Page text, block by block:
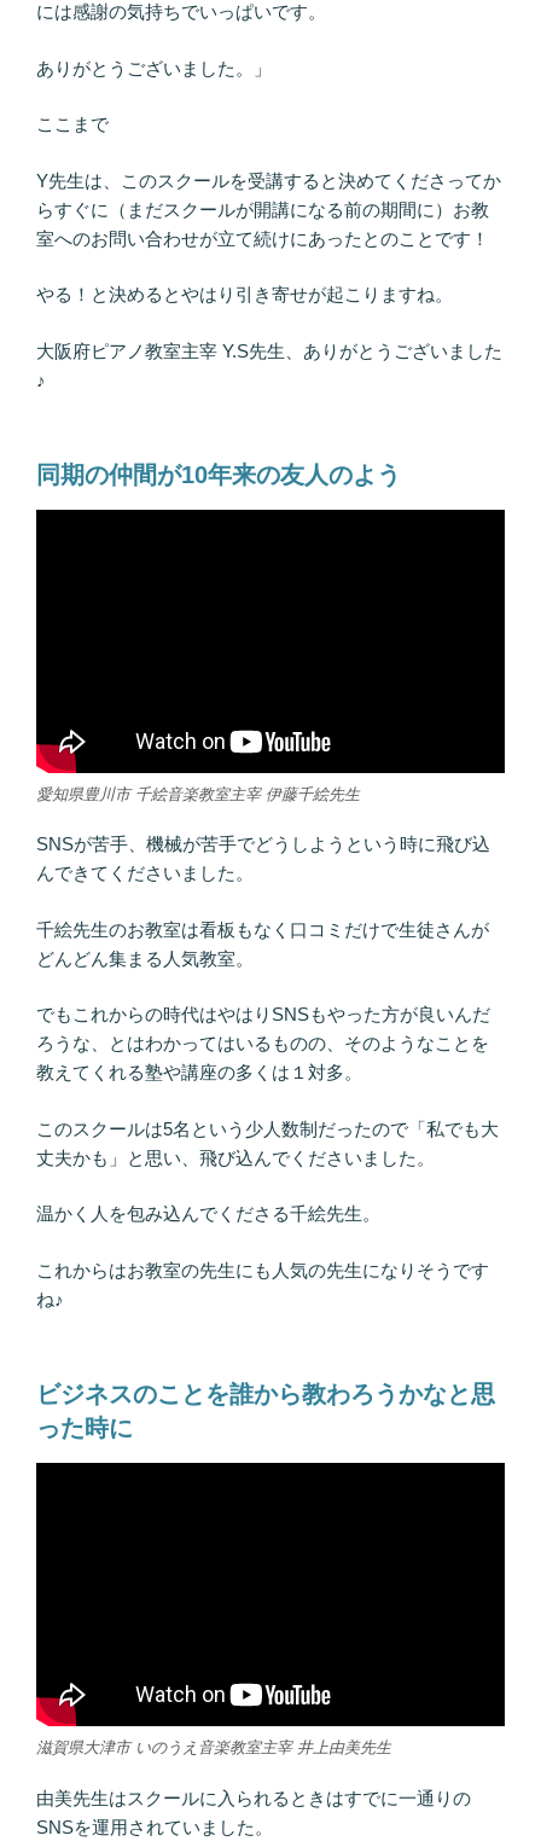
には感謝の気持ちでいっぱいです。
ありがとうございました。」
ここまで
Y先生は、このスクールを受講すると決めてくださってか
らすぐに（まだスクールが開講になる前の期間に）お教
室へのお問い合わせが立て続けにあったとのことです！
やる！と決めるとやはり引き寄せが起こりますね。
大阪府ピアノ教室主宰 Y.S先生、ありがとうございました
♪
同期の仲間が10年来の友人のよう
愛知県豊川市 千絵音楽教室主宰 伊藤千絵先生
SNSが苦手、機械が苦手でどうしようという時に飛び込
んできてくださいました。
千絵先生のお教室は看板もなく口コミだけで生徒さんが
どんどん集まる人気教室。
でもこれからの時代はやはりSNSもやった方が良いんだ
ろうな、とはわかってはいるものの、そのようなことを
教えてくれる塾や講座の多くは１対多。
このスクールは5名という少人数制だったので「私でも大
丈夫かも」と思い、飛び込んでくださいました。
温かく人を包み込んでくださる千絵先生。
これからはお教室の先生にも人気の先生になりそうです
ね♪
ビジネスのことを誰から教わろうかなと思
った時に
滋賀県大津市 いのうえ音楽教室主宰 井上由美先生
由美先生はスクールに入られるときはすでに一通りの
SNSを運用されていました。